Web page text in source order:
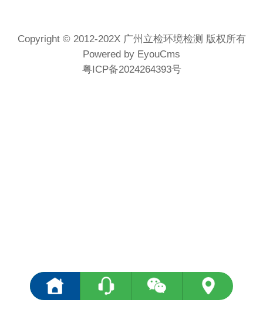
Copyright © 2012-202X 广州立检环境检测 版权所有
Powered by EyouCms
粤ICP备2024264393号
<